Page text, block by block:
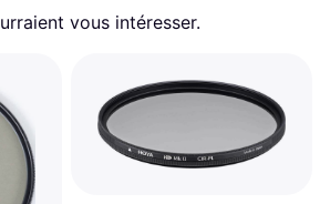
vous intéresser.